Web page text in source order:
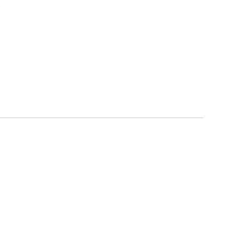
Die Uhr lässt sich zudem komfortabel laden,
Dank Snap-On-Technologie ist die Montage
Kratz- und Stoßfestigkeit
in einer Lösung gesichert
durch umlaufende Dichtung
& Laden wie gewohnt nutzbar
aufkleben – rückstandsfrei entfernbar